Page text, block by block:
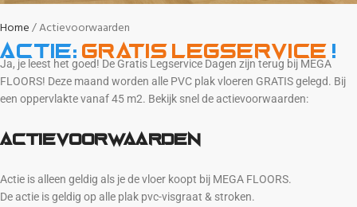
Home Actievoorwaarden
Actie:Gratis legservice !
Ja, je leest het goed! De Gratis Legservice Dagen zijn terug bij MEGA
FLOORS! Deze maand worden alle PVC plak vloeren GRATIS gelegd. Bij
een oppervlakte vanaf 45 m2. Bekijk snel de actievoorwaarden:
Actievoorwaarden
Actie is alleen geldig als je de vloer koopt bij MEGA FLOORS.
De actie is geldig op alle plak pvc-visgraat & stroken.